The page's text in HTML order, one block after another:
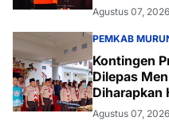
Agustus 07, 2026
PEMKAB
Kontingen
Dilepas
Diharapkan
Agustus 07, 2026